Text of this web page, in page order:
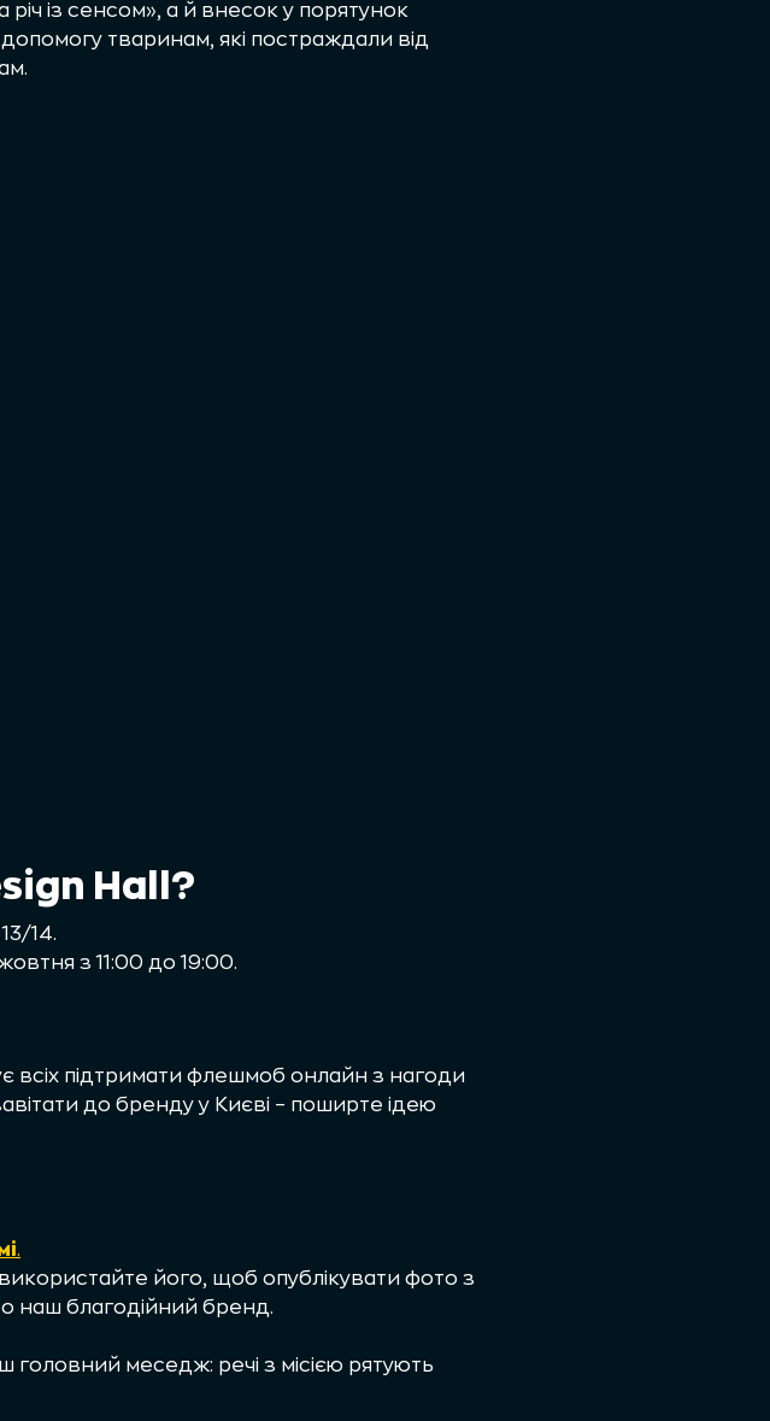
із сенсом», а й внесок у порятунок
тваринам, які постраждали від
Hall?
14.
з 11:00 до 19:00.
всіх підтримати флешмоб онлайн з нагоди
до бренду у Києві – поширте ідею
.
його, щоб опублікувати фото з
наш благодійний бренд.
меседж: речі з місією рятують